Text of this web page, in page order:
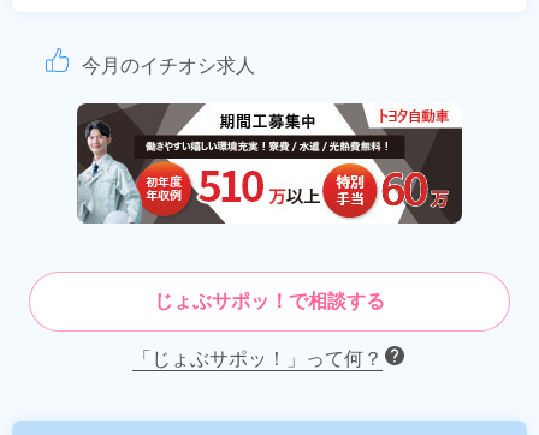
今月のイチオシ求人
じょぶサポッ！で相談する
「じょぶサポッ！」って何？